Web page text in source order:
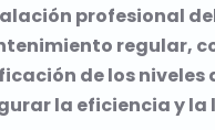
profesional
regular,
de los niveles
la eficiencia y la